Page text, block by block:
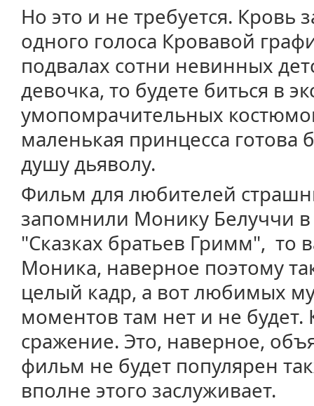
Но это и не требуется. Кровь
одного голоса Кровавой
подвалах сотни невинных
девочка, то будете биться в
умопомрачительных
маленькая принцесса готова
душу дьяволу.
Фильм для любителей
запомнили Монику Белуччи
"Сказках братьев Гримм", то
Моника, наверное поэтому
целый кадр, а вот любимых
моментов там нет и не будет.
сражение. Это, наверное,
фильм не будет популярен
вполне этого заслуживает.